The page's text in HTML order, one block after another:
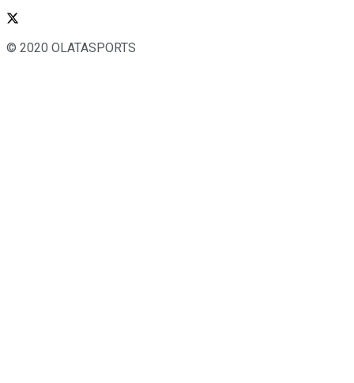
© 2020 OLATASPORTS